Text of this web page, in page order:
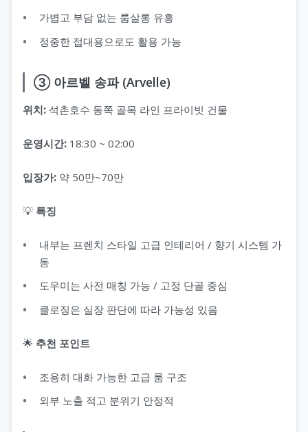
가볍고 부담 없는 룸살롱 유흥
정중한 접대용으로도 활용 가능
③ 아르벨 송파 (Arvelle)
위치: 석촌호수 동쪽 골목 라인 프라이빗 건물
운영시간: 18:30 ~ 02:00
입장가: 약 50만~70만
💡 특징
내부는 프렌치 스타일 고급 인테리어 / 향기 시스템 가
동
도우미는 사전 매칭 가능 / 고정 단골 중심
클로징은 실장 판단에 따라 가능성 있음
🌟 추천 포인트
조용히 대화 가능한 고급 룸 구조
외부 노출 적고 분위기 안정적